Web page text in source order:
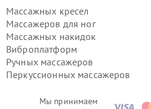
Мы принимаем
Массажных кресел
Массажеров для ног
Массажных накидок
Виброплатформ
Ручных массажеров
Перкуссионных массажеров
Замена аккумулятора ручного
массажера Casada в г.
Замена аккумулятора ручного
массажера Casada в г.
Замена аккумулятора ручного
массажера Casada в г.Волгоград
массажера Casada в г.